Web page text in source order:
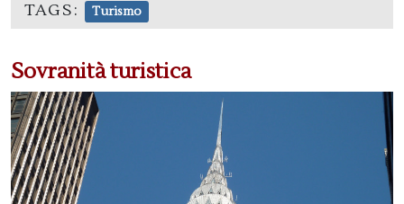
TAGS: Turismo
Sovranità turistica